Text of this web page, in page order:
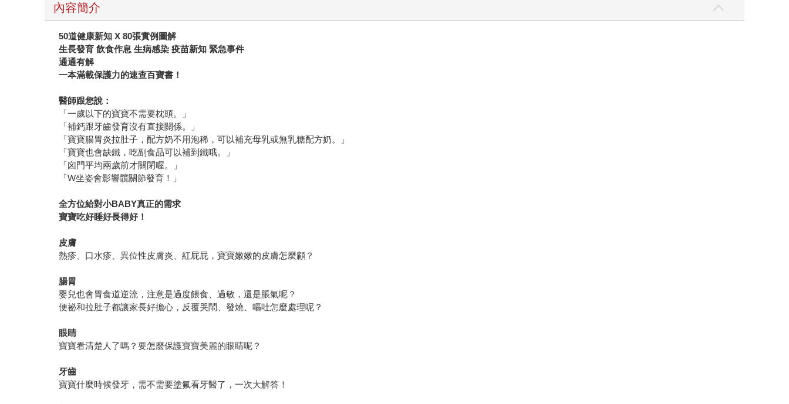
內容簡介
50道健康新知 X 80張實例圖解
生長發育 飲食作息 生病感染 疫苗新知 緊急事件
通通有解
一本滿載保護力的速查百寶書！
醫師跟您說：
「一歲以下的寶寶不需要枕頭。」
「補鈣跟牙齒發育沒有直接關係。」
「寶寶腸胃炎拉肚子，配方奶不用泡稀，可以補充母乳或無乳糖配方奶。」
「寶寶也會缺鐵，吃副食品可以補到鐵哦。」
「囟門平均兩歲前才關閉喔。」
「W坐姿會影響髖關節發育！」
全方位給對小BABY真正的需求
寶寶吃好睡好長得好！
皮膚
熱疹、口水疹、異位性皮膚炎、紅屁屁，寶寶嫩嫩的皮膚怎麼顧？
腸胃
嬰兒也會胃食道逆流，注意是過度餵食、過敏，還是脹氣呢？
便祕和拉肚子都讓家長好擔心，反覆哭鬧、發燒、嘔吐怎麼處理呢？
眼睛
寶寶看清楚人了嗎？要怎麼保護寶寶美麗的眼睛呢？
牙齒
寶寶什麼時候發牙，需不需要塗氟看牙醫了，一次大解答！